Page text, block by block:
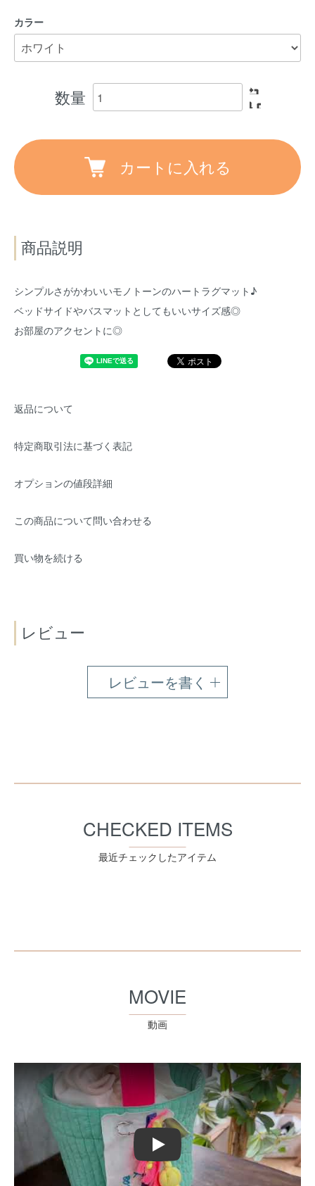
カラー
数量
カートに入れる
商品説明
シンプルさがかわいいモノトーンのハートラグマット♪
ベッドサイドやバスマットとしてもいいサイズ感◎
お部屋のアクセントに◎
返品について
特定商取引法に基づく表記
オプションの値段詳細
この商品について問い合わせる
買い物を続ける
レビュー
レビューを書く
CHECKED ITEMS
最近チェックしたアイテム
MOVIE
動画
Play